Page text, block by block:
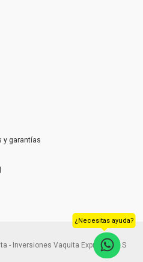
y garantías
- Inversiones Vaquita Express S.A.S
¿Necesitas ayuda?